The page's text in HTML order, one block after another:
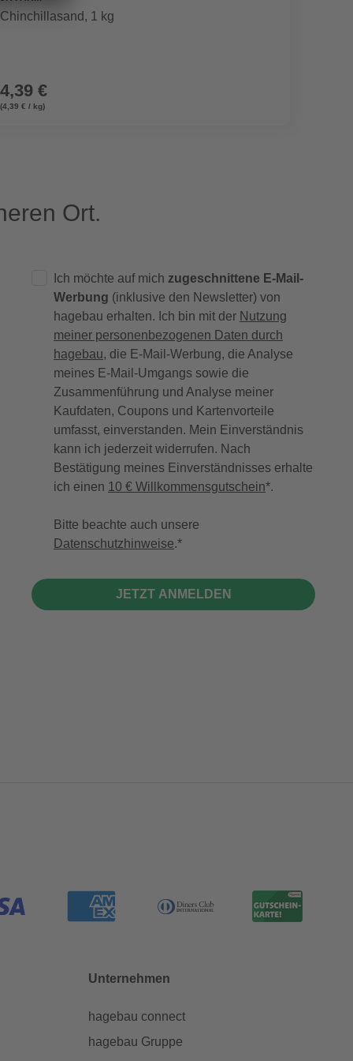
Chinchillasand, 1 kg
4,39 €
(4,39 € / kg)
Ort.
Ich möchte auf mich zugeschnittene E-Mail-
Werbung (inklusive den Newsletter) von
hagebau erhalten. Ich bin mit der Nutzung
meiner personenbezogenen Daten durch
hagebau, die E-Mail-Werbung, die Analyse
meines E-Mail-Umgangs sowie die
Zusammenführung und Analyse meiner
Kaufdaten, Coupons und Kartenvorteile
umfasst, einverstanden. Mein Einverständnis
kann ich jederzeit widerrufen. Nach
Bestätigung meines Einverständnisses erhalte
ich einen 10 € Willkommensgutschein*.
Bitte beachte auch unsere
Datenschutzhinweise.
JETZT ANMELDEN
Unternehmen
hagebau connect
hagebau Gruppe